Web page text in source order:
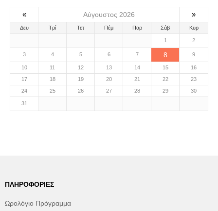
« Αύγουστος 2026 »
Δευ Τρί Τετ Πέμ Παρ Σάβ Κυρ
1 2
3 4 5 6 7 8 9
10 11 12 13 14 15
16
17
18 19 20 21 22
23
24
25 26 27 28 29 30
31
ΠΛΗΡΟΦΟΡΊΕΣ
Ωρολόγιο Πρόγραμμα